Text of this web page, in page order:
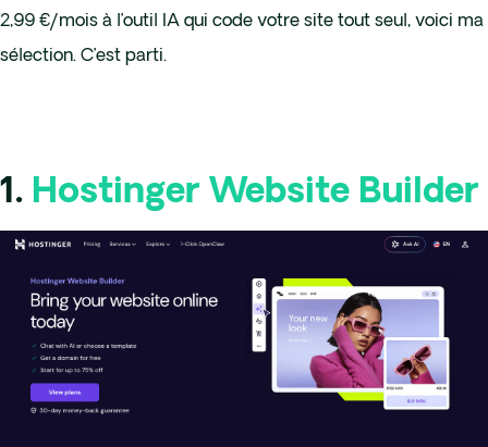
2,99 €/mois à l’outil IA qui code votre site tout seul, voici ma
sélection. C’est parti.
1. Hostinger Website Builder